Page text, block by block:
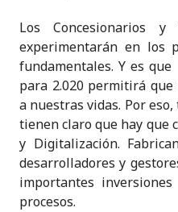
Los Concesionarios y
experimentarán en los
fundamentales. Y es
para 2.020 permitirá
a nuestras vidas. Por
tienen claro que hay que
y Digitalización.
desarrolladores y
importantes
procesos.